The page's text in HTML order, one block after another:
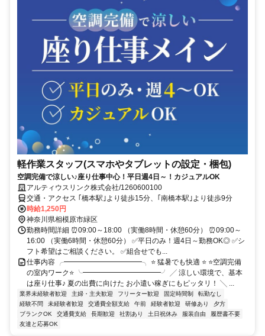
軽作業スタッフ(スマホやタブレットの設定・梱包)
空調完備で涼しい♪座り仕事中心！平日週4日～！カジュアルOK
アルティウスリンク株式会社/1260600100
交通・アクセス ｢橋本駅｣より徒歩15分、｢南橋本駅｣より徒歩9分
時給1,250円
神奈川県相模原市緑区
勤務時間詳細 ⏰09:00～18:00 （実働8時間・休憩60分） ⏰09:00～
16:00 （実働6時間・休憩60分） ✅平日のみ！週4日～勤務OK◎ ✅シ
フト希望はご相談ください。 ✅組合せでも...
仕事内容 ╭━━━━━━━━━━━╮ ⭐ 猛暑でも快適 ⭐ ⭐空調完備
の室内ワーク⭐ ╰━━━━━━━━━━━╯ ╱ 涼しい環境で、基本
は座り仕事♪ 夏の出費に向けた お小遣い稼ぎにもピッタリ！ ╲ ...
業界未経験者歓迎 主婦・主夫歓迎 フリーター歓迎 固定時間制
転勤なし
経験不問
未経験者歓迎 交通費全額支給 午前 経験者歓迎 研修あり
夕方
ブランクOK
交通費支給 長期歓迎 社割あり 土日祝休み 服装自由
履歴書不要
友達と応募OK